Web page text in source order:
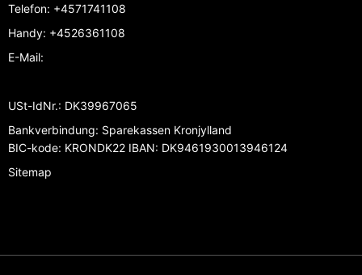
Telefon: +4571741108
Handy: +4526361108
E-Mail:
USt-IdNr.: DK39967065
Bankverbindung: Sparekassen Kronjylland
BIC-kode: KRONDK22 IBAN: DK9461930013946124
Sitemap